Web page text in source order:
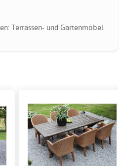
Terrassen- und Gartenmöbel